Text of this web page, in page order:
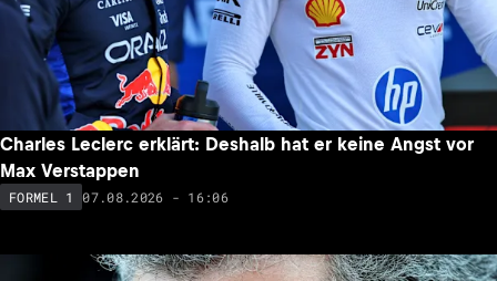
Charles Leclerc erklärt: Deshalb hat er keine Angst vor
Max Verstappen
FORMEL 1 07.08.2026 - 16:06